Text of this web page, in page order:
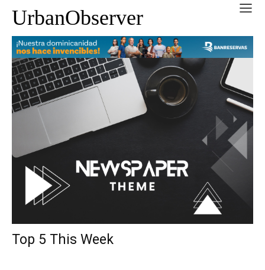
UrbanObserver
Top 5 This Week